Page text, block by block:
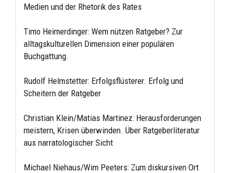
Medien und der Rhetorik des Rates
Timo Heimerdinger: Wem nützen Ratgeber? Zur
alltagskulturellen Dimension einer populären
Buchgattung.
Rudolf Helmstetter: Erfolgsflüsterer. Erfolg und
Scheitern der Ratgeber
Christian Klein/Matias Martinez: Herausforderungen
meistern, Krisen überwinden. Über Ratgeberliteratur
aus narratologischer Sicht
Michael Niehaus/Wim Peeters: Zum diskursiven Ort